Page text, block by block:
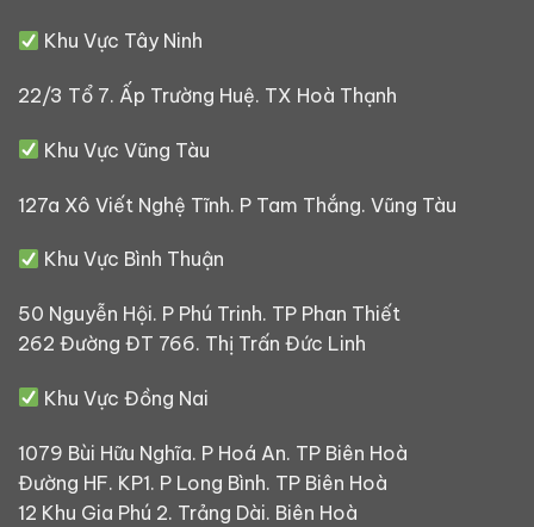
Khu Vực Tây Ninh
22/3 Tổ 7. Ấp Trường Huệ. TX Hoà Thạnh
Khu Vực Vũng Tàu
127a Xô Viết Nghệ Tĩnh. P Tam Thắng. Vũng Tàu
Khu Vực Bình Thuận
50 Nguyễn Hội. P Phú Trinh. TP Phan Thiết
262 Đường ĐT 766. Thị Trấn Đức Linh
Khu Vực Đồng Nai
1079 Bùi Hữu Nghĩa. P Hoá An. TP Biên Hoà
Đường HF. KP1. P Long Bình. TP Biên Hoà
12 Khu Gia Phú 2. Trảng Dài. Biên Hoà